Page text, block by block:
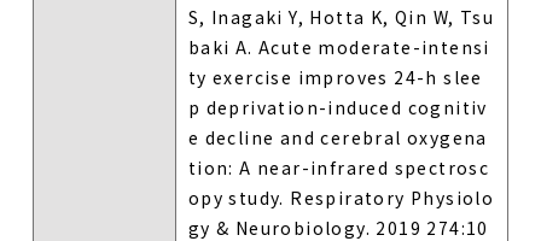
S, Inagaki Y, Hotta K, Qin W, Tsu
baki A. Acute moderate-intensi
ty exercise improves 24-h slee
p deprivation-induced cognitiv
e decline and cerebral oxygena
tion: A near-infrared spectrosc
opy study. Respiratory Physiolo
gy & Neurobiology. 2019 274:10